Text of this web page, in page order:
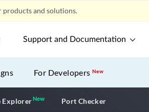
and solutions.
Support and Documentation
For DevelopersNew
ExplorerNewNew application
Port Checker